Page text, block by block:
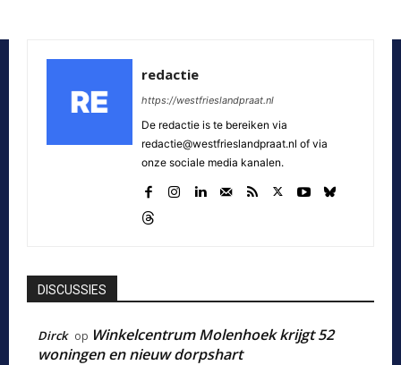
redactie
https://westfrieslandpraat.nl
De redactie is te bereiken via
redactie@westfrieslandpraat.nl of via
onze sociale media kanalen.
DISCUSSIES
Dirck op Winkelcentrum Molenhoek krijgt 52
woningen en nieuw dorpshart